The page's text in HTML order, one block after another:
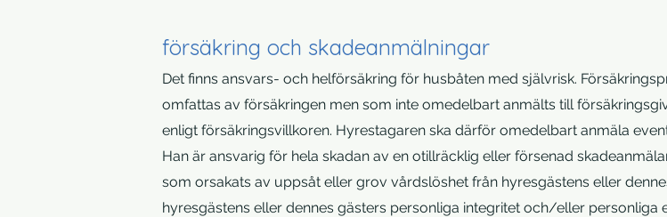
försäkring och skadeanmälningar
Det finns ansvars- och helförsäkring för husbåten med självrisk.
omfattas av försäkringen men som inte omedelbart anmälts till
enligt försäkringsvillkoren. Hyrestagaren ska därför omedelbart anmäla
Han är ansvarig för hela skadan av en otillräcklig eller försenad
som orsakats av uppsåt eller grov vårdslöshet från hyresgästens eller
hyresgästens eller dennes gästers personliga integritet och/eller